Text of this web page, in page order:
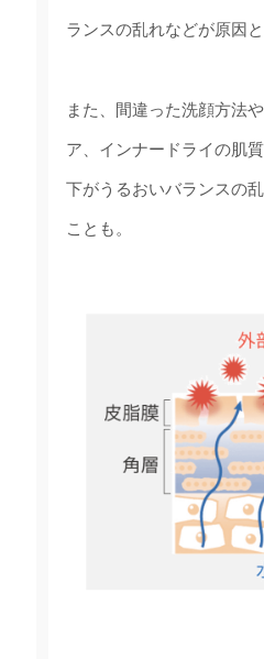
ランスの乱れなどが原因
また、間違った洗顔方法
ア、インナードライの肌
下がうるおいバランスの
ことも。